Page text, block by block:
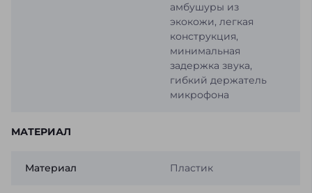
амбушуры из
экокожи, легкая
конструкция,
минимальная
задержка звука,
гибкий держатель
микрофона
МАТЕРИАЛ
Материал Пластик